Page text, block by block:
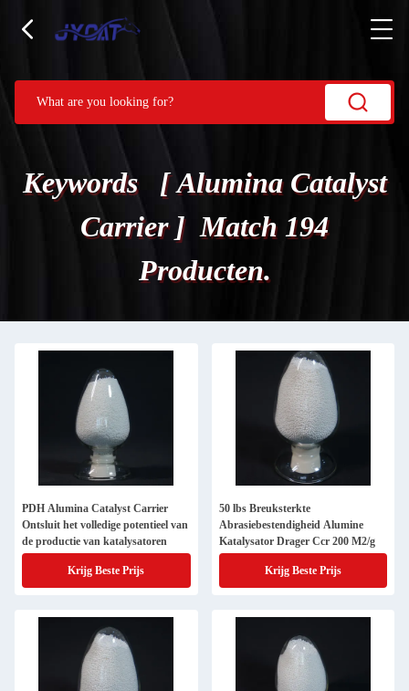
Keywords [ Alumina Catalyst
Carrier ] Match 194
Producten.
PDH Alumina Catalyst Carrier
Ontsluit het volledige potentieel van
de productie van katalysatoren
Krijg Beste Prijs
50 lbs Breuksterkte
Abrasiebestendigheid Alumine
Katalysator Drager Ccr 200 M2/g
Krijg Beste Prijs